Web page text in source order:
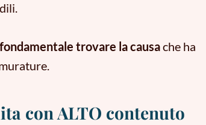
.
trovare la causache ha
con ALTO contenuto